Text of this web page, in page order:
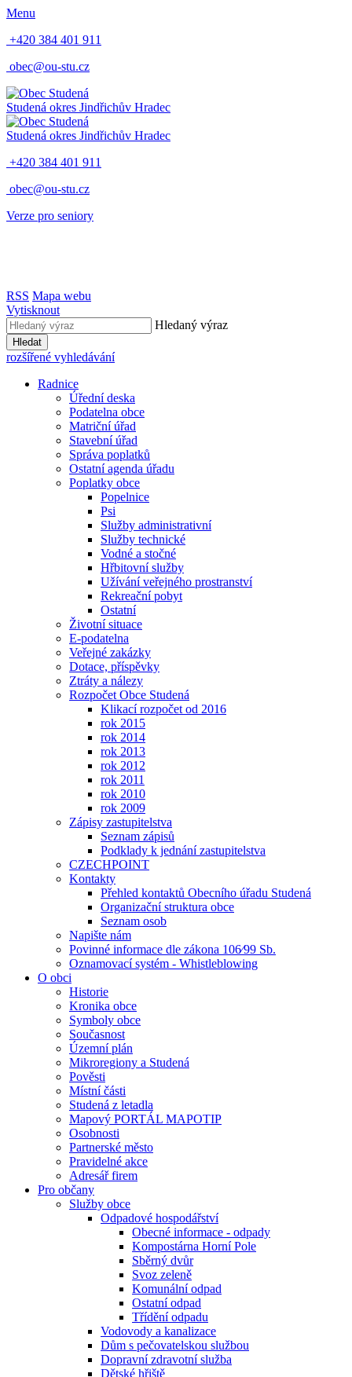
Menu
+420 384 401 911
obec@ou-stu.cz
Studená okres Jindřichův Hradec
Studená okres Jindřichův Hradec
+420 384 401 911
obec@ou-stu.cz
Verze pro seniory
RSS Mapa webu
Vytisknout
Hledaný výraz
Hledat
rozšířené vyhledávání
Radnice
Úřední deska
Podatelna obce
Matriční úřad
Stavební úřad
Správa poplatků
Ostatní agenda úřadu
Poplatky obce
Popelnice
Psi
Služby administrativní
Služby technické
Vodné a stočné
Hřbitovní služby
Užívání veřejného prostranství
Rekreační pobyt
Ostatní
Životní situace
E-podatelna
Veřejné zakázky
Dotace, příspěvky
Ztráty a nálezy
Rozpočet Obce Studená
Klikací rozpočet od 2016
rok 2015
rok 2014
rok 2013
rok 2012
rok 2011
rok 2010
rok 2009
Zápisy zastupitelstva
Seznam zápisů
Podklady k jednání zastupitelstva
CZECHPOINT
Kontakty
Přehled kontaktů Obecního úřadu Studená
Organizační struktura obce
Seznam osob
Napište nám
Povinné informace dle zákona 106⁄99 Sb.
Oznamovací systém - Whistleblowing
O obci
Historie
Kronika obce
Symboly obce
Současnost
Územní plán
Mikroregiony a Studená
Pověsti
Místní části
Studená z letadla
Mapový PORTÁL MAPOTIP
Osobnosti
Partnerské město
Pravidelné akce
Adresář firem
Pro občany
Služby obce
Odpadové hospodářství
Obecné informace - odpady
Kompostárna Horní Pole
Sběrný dvůr
Svoz zeleně
Komunální odpad
Ostatní odpad
Třídění odpadu
Vodovody a kanalizace
Dům s pečovatelskou službou
Dopravní zdravotní služba
Dětské hřiště